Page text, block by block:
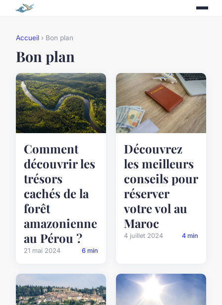
Accueil › Bon plan
Bon plan
Comment
découvrir les
trésors
cachés de la
forêt
amazonienne
au Pérou ?
21 mai 2024 6 min
Découvrez
les meilleurs
conseils pour
réserver
votre vol au
Maroc
4 juillet 2024 4 min